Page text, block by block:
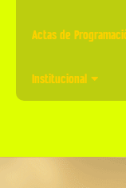
Actas de
Institucional